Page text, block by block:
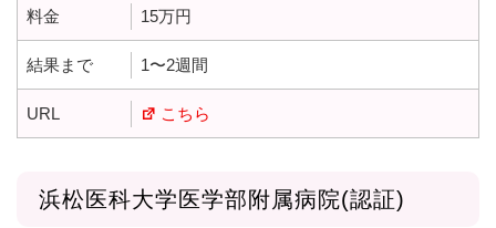
料金 15万円
結果まで 1〜2週間
URL こちら
浜松医科大学医学部附属病院(認証)